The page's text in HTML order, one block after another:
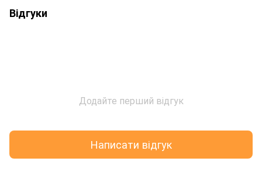
Відгуки
Додайте перший відгук
Написати відгук